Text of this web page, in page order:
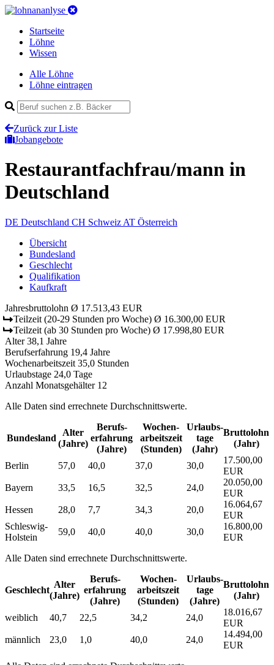
Startseite
Löhne
Wissen
Alle Löhne
Löhne eintragen
Zurück zur Liste
Jobangebote
Restaurantfachfrau/mann in
Deutschland
DE Deutschland CH Schweiz AT Österreich
Übersicht
Bundesland
Geschlecht
Qualifikation
Kaufkraft
Jahresbruttolohn Ø 17.513,43 EUR
Teilzeit (20-29 Stunden pro Woche) Ø 16.300,00 EUR
Teilzeit (ab 30 Stunden pro Woche) Ø 17.998,80 EUR
Alter 38,1 Jahre
Berufserfahrung 19,4 Jahre
Wochenarbeitszeit 35,0 Stunden
Urlaubstage 24,0 Tage
Anzahl Monatsgehälter 12
Alle Daten sind errechnete Durchschnittswerte.
Bundesland
Alter
(Jahre)
Berufs­
erfahrung
(Jahre)
Wochen­
arbeitszeit
(Stunden)
Urlaubs­
tage
(Jahr)
Bruttolohn
(Jahr)
Berlin 57,0 40,0 37,0 30,0
17.500,00
EUR
Bayern
33,5 16,5 32,5 24,0
20.050,00
EUR
Hessen
28,0 7,7 34,3 20,0
16.064,67
EUR
Schleswig-
Holstein
59,0 40,0 40,0 30,0
16.800,00
EUR
Alle Daten sind errechnete Durchschnittswerte.
Geschlecht
Alter
(Jahre)
Berufs­
erfahrung
(Jahre)
Wochen­
arbeitszeit
(Stunden)
Urlaubs­
tage
(Jahre)
Bruttolohn
(Jahr)
weiblich 40,7 22,5 34,2 24,0
18.016,67
EUR
männlich
23,0 1,0 40,0 24,0
14.494,00
EUR